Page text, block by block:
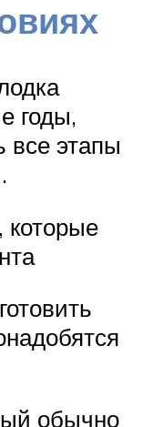
годы,
все этапы
которые
обычно